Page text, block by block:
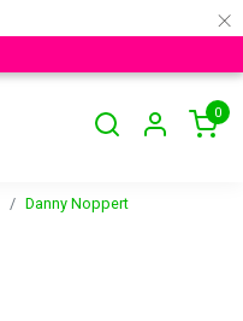
×
0
Danny Noppert